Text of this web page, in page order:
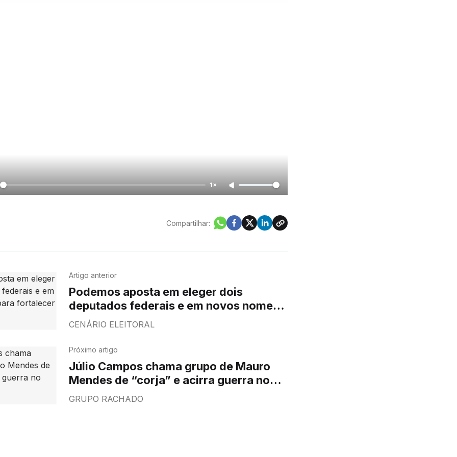
1×
Compartilhar:
Artigo anterior
Podemos aposta em eleger dois
deputados federais e em novos nomes
para fortalecer chapa
CENÁRIO ELEITORAL
Próximo artigo
Júlio Campos chama grupo de Mauro
Mendes de “corja” e acirra guerra no
União Brasil
GRUPO RACHADO